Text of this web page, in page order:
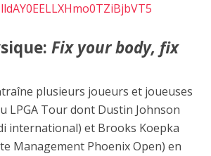
Fix your body, fix
plusieurs joueurs et joueuses
LPGA Tour dont Dustin Johnson
international) et Brooks Koepka
Management Phoenix Open) en